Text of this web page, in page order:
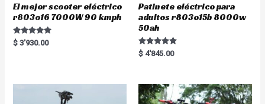
El mejor scooter eléctrico
r803o16 7000W 90 kmph
Rated
5.00
$ 3'930.00
Patinete eléctrico para
adultos r803o15b 8000w
50ah
Rated
5.00
$ 4'845.00